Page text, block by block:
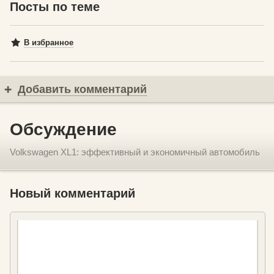
Посты по теме
В избранное
Добавить комментарий
Обсуждение
Volkswagen XL1: эффективный и экономичный автомобиль
Новый комментарий